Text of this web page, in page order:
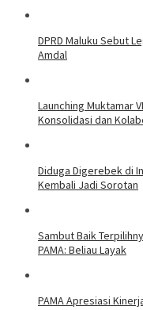
DPRD Maluku Sebut
Amdal
Launching Muktamar
Konsolidasi dan
Diduga Digerebek di
Kembali Jadi Sorotan
Sambut Baik
PAMA: Beliau Layak
PAMA Apresiasi